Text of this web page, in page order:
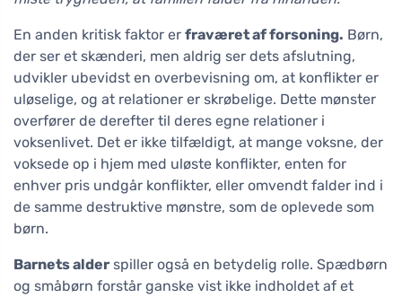
En anden kritisk faktor er fraværet af forsoning. Børn,
der ser et skænderi, men aldrig ser dets afslutning,
udvikler ubevidst en overbevisning om, at konflikter er
uløselige, og at relationer er skrøbelige. Dette mønster
overfører de derefter til deres egne relationer i
voksenlivet. Det er ikke tilfældigt, at mange voksne, der
voksede op i hjem med uløste konflikter, enten for
enhver pris undgår konflikter, eller omvendt falder ind i
de samme destruktive mønstre, som de oplevede som
børn.
Barnets alder spiller også en betydelig rolle. Spædbørn
og småbørn forstår ganske vist ikke indholdet af et